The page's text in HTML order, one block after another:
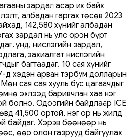
зардал асар их байх
албадан гаргах төсөв 2023
142,580 хүнийг албадан
зардал нь улс орон бүрт
Үүнд, нислэгийн зардал,
захиалгат нислэгийн
багтаадаг. 10 сая хүнийг
д хэдэн арван тэрбум долларын
сая сая хууль бус цагаачдыг
эхлээд баривчлан хаа нэг
болно. Одоогийн байдлаар ICE
41,500 ортой, нэг ор нь жилд
байдаг. Хэрэв бөөнөөр нь
өөр олон газрууд байгуулах